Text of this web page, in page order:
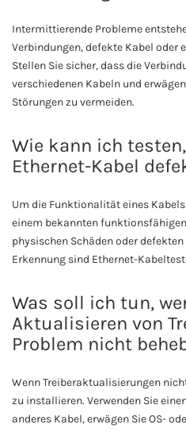
Intermittierende Probleme
Verbindungen, defekte Kabel oder
Stellen Sie sicher, dass die
verschiedenen Kabeln und
Störungen zu vermeiden.
Wie kann ich
Ethernet-Kabel
Um die Funktionalität eines
einem bekannten
physischen Schäden oder
Erkennung sind Ethernet-
Was soll ich tun,
Aktualisieren von
Problem nicht
Wenn Treiberaktualisierungen
zu installieren. Verwenden Sie
anderes Kabel, erwägen Sie OS-